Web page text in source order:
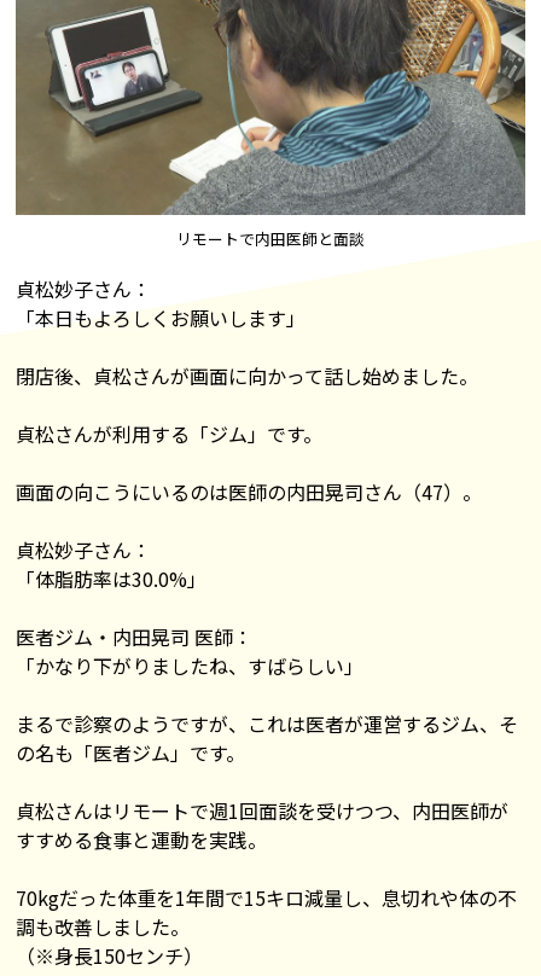
リモートで内田医師と面談
貞松妙子さん：
「本日もよろしくお願いします」
閉店後、貞松さんが画面に向かって話し始めました。
貞松さんが利用する「ジム」です。
画面の向こうにいるのは医師の内田晃司さん（47）。
貞松妙子さん：
「体脂肪率は30.0%」
医者ジム・内田晃司 医師：
「かなり下がりましたね、すばらしい」
まるで診察のようですが、これは医者が運営するジム、そ
の名も「医者ジム」です。
貞松さんはリモートで週1回面談を受けつつ、内田医師が
すすめる食事と運動を実践。
70kgだった体重を1年間で15キロ減量し、息切れや体の不
調も改善しました。
（※身長150センチ）